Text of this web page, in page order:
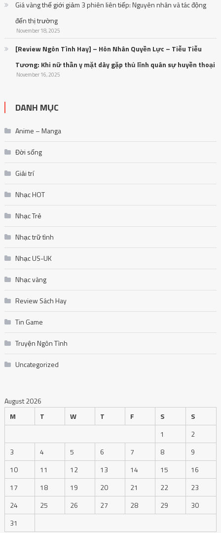
Giá vàng thế giới giảm 3 phiên liên tiếp: Nguyên nhân và tác động
đến thị trường
November 18, 2025
[Review Ngôn Tình Hay] – Hôn Nhân Quyền Lực – Tiễu Tiễu
Tương: Khi nữ thần y mặt dày gặp thủ lĩnh quân sự huyền thoại
November 16, 2025
DANH MỤC
Anime – Manga
Đời sống
Giải trí
Nhạc HOT
Nhạc Trẻ
Nhạc trữ tình
Nhạc US-UK
Nhạc vàng
Review Sách Hay
Tin Game
Truyện Ngôn Tình
Uncategorized
August 2026
M
T W T F S
S
1
2
3
4 5 6 7 8
9
10
11 12 13 14 15
16
17
18 19 20 21 22
23
24
25 26 27 28 29
30
31